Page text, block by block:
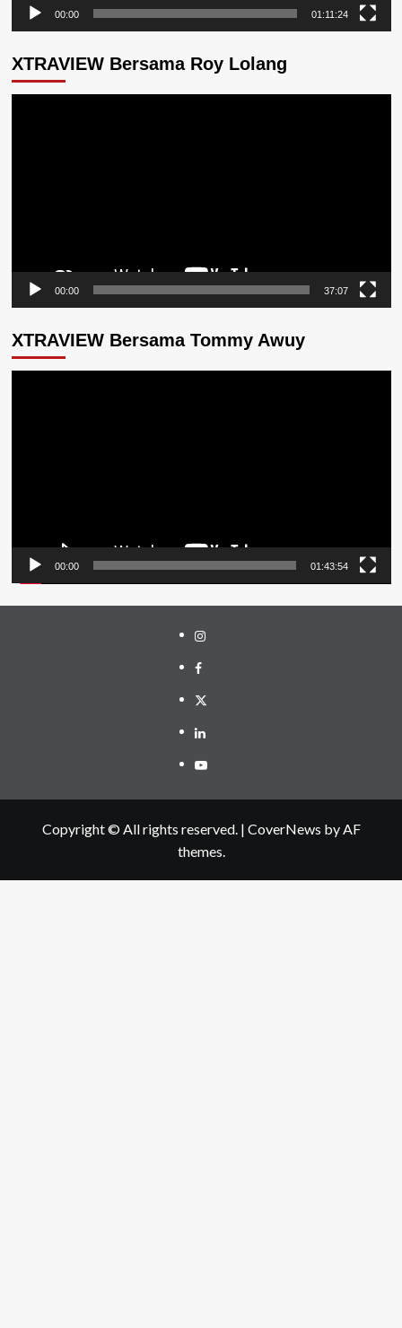
00:00 01:11:24
XTRAVIEW Bersama Roy Lolang
00:00 37:07
XTRAVIEW Bersama Tommy Awuy
00:00 01:43:54
Instagram
Facebook
Twitter
Linkedin
Youtube
Copyright © All rights reserved. | CoverNews by AF
themes.